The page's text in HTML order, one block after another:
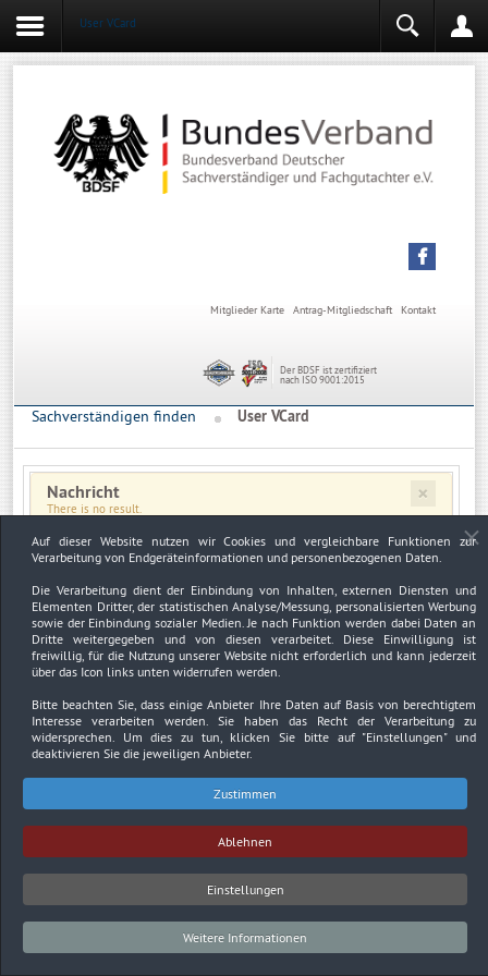
User VCard
Angemeldet bleiben
Kontakt
Antrag-Mitgliedschaft
Mitglieder Karte
Der BDSF ist zertifiziert
nach ISO 9001:2015
Sachverständigen finden User VCard
×
Nachricht
There is no result.
×
Warnung
JUser: :_load: Fehler beim Laden des Benutzers mit der ID: 794
Impressum
Datenschutzerklärung Urheberrechtsnachweise
Copyright © 2026. Bundesverband Deutscher
Sachverständiger und Fachgutachter BDSF e.V..
Auf dieser Website nutzen wir Cookies und vergleichbare Funktionen zur
Verarbeitung von Endgeräteinformationen und personenbezogenen Daten.
Die Verarbeitung dient der Einbindung von Inhalten, externen Diensten und
Elementen Dritter, der statistischen Analyse/Messung, personalisierten Werbung
sowie der Einbindung sozialer Medien. Je nach Funktion werden dabei Daten an
Dritte weitergegeben und von diesen verarbeitet. Diese Einwilligung ist
freiwillig, für die Nutzung unserer Website nicht erforderlich und kann jederzeit
über das Icon links unten widerrufen werden.
Bitte beachten Sie, dass einige Anbieter Ihre Daten auf Basis von berechtigtem
Interesse verarbeiten werden. Sie haben das Recht der Verarbeitung zu
widersprechen. Um dies zu tun, klicken Sie bitte auf "Einstellungen"und
deaktivieren Sie die jeweiligen Anbieter.
Zustimmen
Ablehnen
Einstellungen
Weitere Informationen